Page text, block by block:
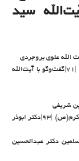
سید
فقدان ‌نظام در رویکرد اتمیـک و اتوماتیـک دینی! |۷۱|گفت‌‌وگو با آیت‌الله
شریفی
لوازم و پیامدهای مرشد معنـوی دانستـن پیامبـر اکرم(ص) |۹۳|دکتر ابوذر
دکتر عبدالحسین